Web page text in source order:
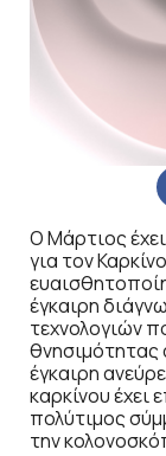
Ο Μάρτιος
για τον
έγκαιρη
τεχνολογιών
θνησιμότητας
έγκαιρη
καρκίνου έχει
πολύτιμος
την